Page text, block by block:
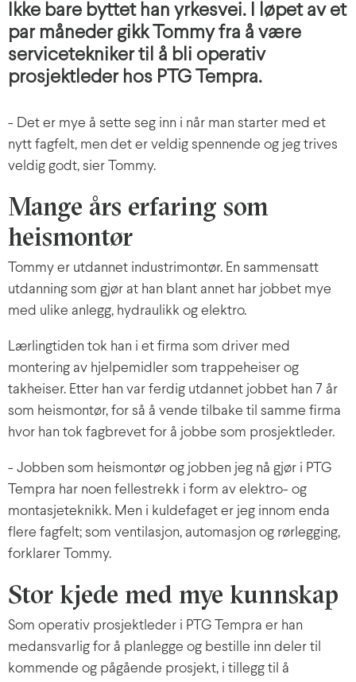
Ikke bare byttet han yrkesvei. I løpet av et
par måneder gikk Tommy fra å være
servicetekniker til å bli operativ
prosjektleder hos PTG Tempra.
- Det er mye å sette seg inn i når man starter med et
nytt fagfelt, men det er veldig spennende og jeg trives
veldig godt, sier Tommy.
Mange års erfaring som
heismontør
Tommy er utdannet industrimontør. En sammensatt
utdanning som gjør at han blant annet har jobbet mye
med ulike anlegg, hydraulikk og elektro.
Lærlingtiden tok han i et firma som driver med
montering av hjelpemidler som trappeheiser og
takheiser. Etter han var ferdig utdannet jobbet han 7 år
som heismontør, for så å vende tilbake til samme firma
hvor han tok fagbrevet for å jobbe som prosjektleder.
- Jobben som heismontør og jobben jeg nå gjør i PTG
Tempra har noen fellestrekk i form av elektro- og
montasjeteknikk. Men i kuldefaget er jeg innom enda
flere fagfelt; som ventilasjon, automasjon og rørlegging,
forklarer Tommy.
Stor kjede med mye kunnskap
Som operativ prosjektleder i PTG Tempra er han
medansvarlig for å planlegge og bestille inn deler til
kommende og pågående prosjekt, i tillegg til å